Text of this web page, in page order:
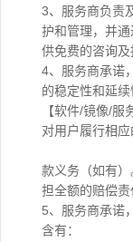
3、服务商负责
护和管理，并
供免费的咨询及
4、服务商承诺
的稳定性和延
【软件/镜像/
对用户履行相应
款义务（如有
担全额的赔偿责
5、服务商承诺
含有：